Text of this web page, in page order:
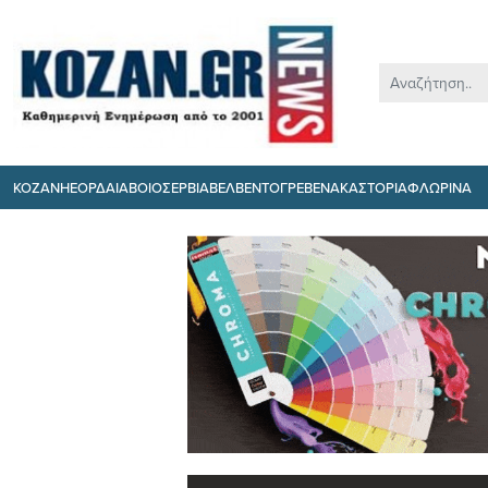
ΚΟΖΑΝΗΕΟΡΔΑΙΑΒΟΙΟΣΕΡΒΙΑΒΕΛΒΕΝΤΟΓΡΕΒΕΝΑΚΑΣΤΟΡΙΑΦΛΩΡΙΝΑ